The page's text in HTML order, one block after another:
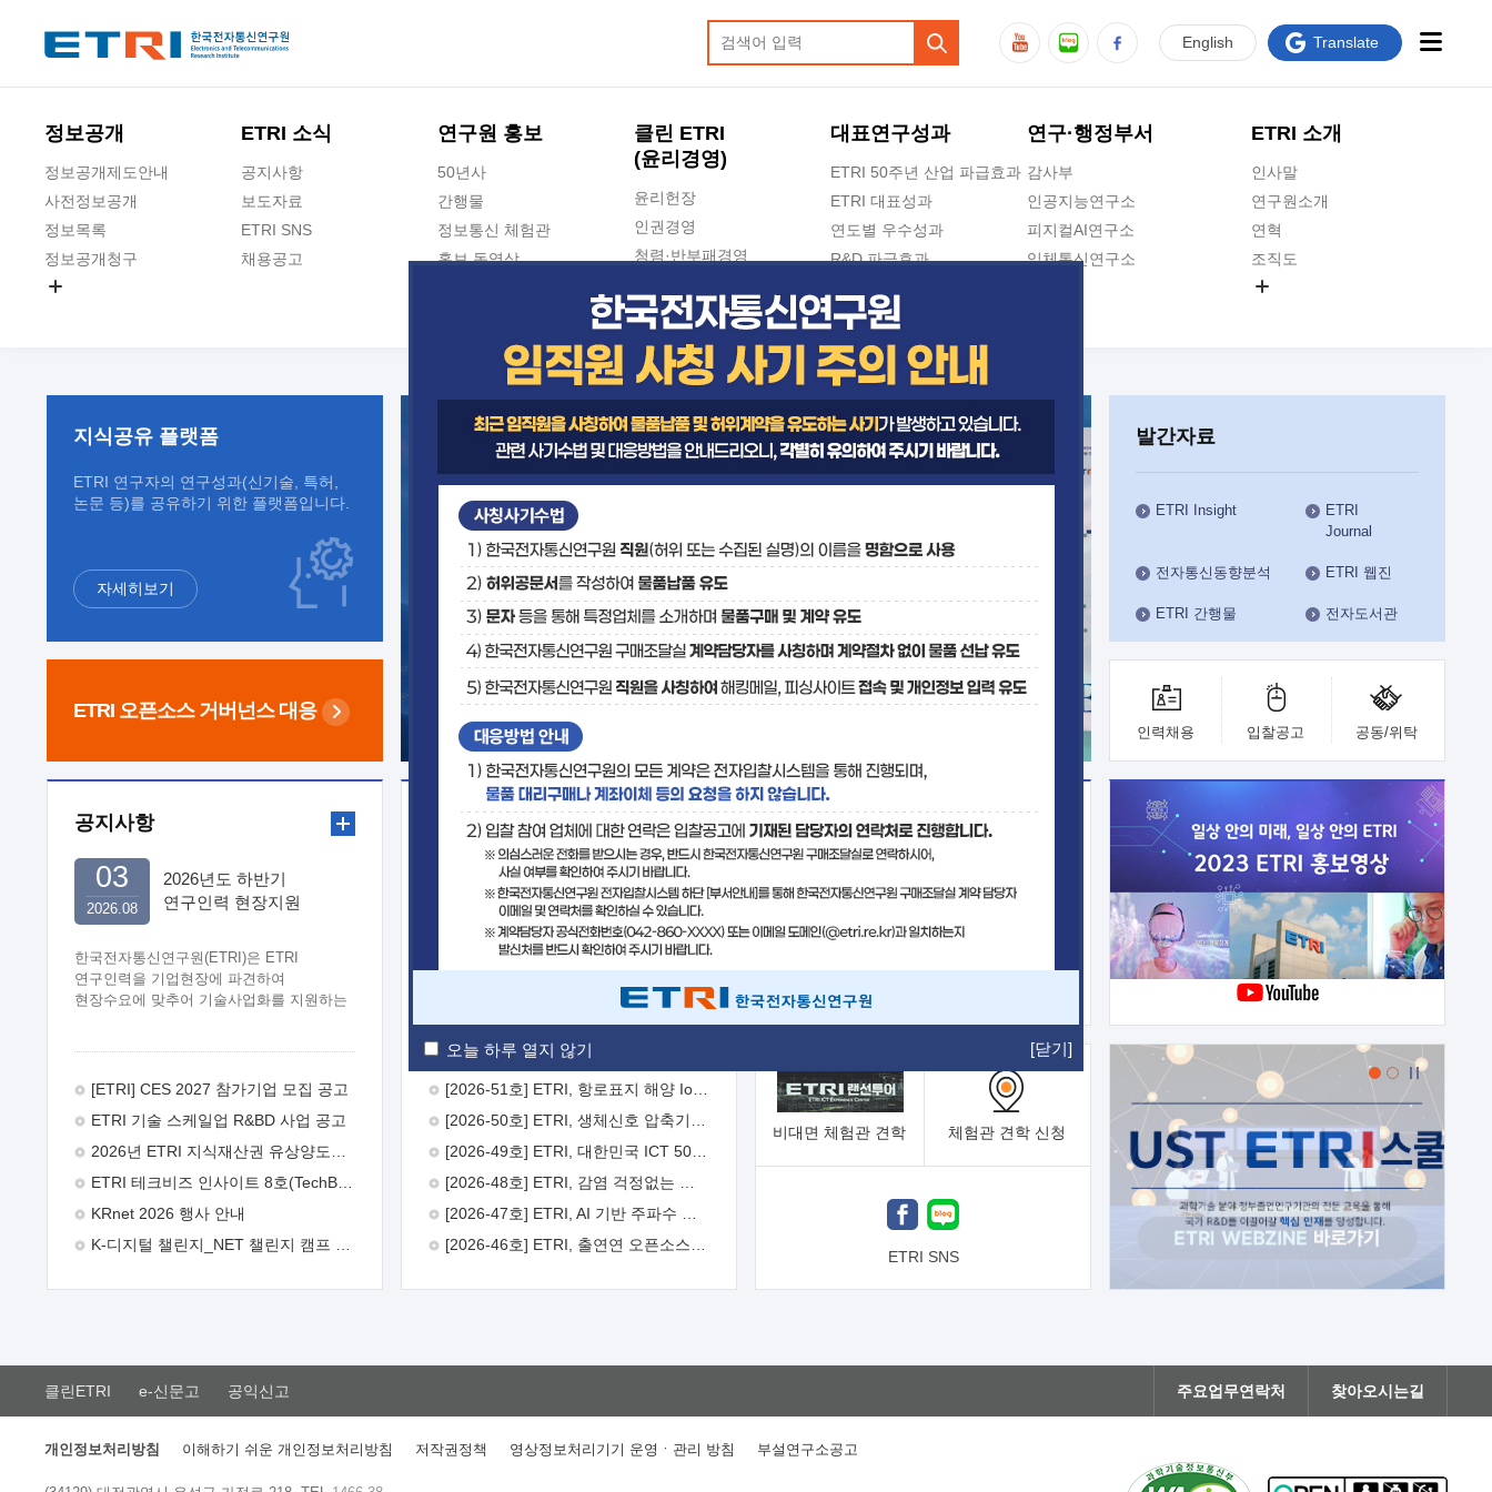
오늘 하루 열지 않기 [닫기]
정보공개
정보공개제도안내
사전정보공개
정보목록
정보공개청구
ETRI 소식
공지사항
보도자료
ETRI SNS
채용공고
연구원 홍보
50년사
간행물
정보통신 체험관
홍보 동영상
클린 ETRI
(윤리경영)
윤리헌장
인권경영
청렴·반부패경영
청렴포털 신고
수의계약 현황
부패징계 현황
감사결과공개
대표연구성과
ETRI 50주년 산업 파급효과
ETRI 대표성과
연도별 우수성과
R&D 파급효과
지식공유플랫폼
연구·행정부서
감사부
인공지능연구소
피지컬AI연구소
입체통신연구소
인공지능안전연구소
우주항공반도체전략연구단
대경권연구본부
호남권연구본부
기획본부
사업화본부
행정본부
대외협력부
ETRI 소개
인사말
연구원소개
연혁
조직도
ETRI CI
English Translate
지식공유 플랫폼
ETRI 연구자의 연구성과(신기술, 특허,
논문 등)를 공유하기 위한 플랫폼입니다.
자세히보기
ETRI 오픈소스 거버넌스 대응
발간자료
ETRI Insight
ETRI
Journal
전자통신동향분석 ETRI 웹진
ETRI 간행물 전자도서관
인력채용 입찰공고 공동/위탁
공지사항
2026년도 하반기
연구인력 현장지원
한국전자통신연구원(ETRI)은 ETRI
연구인력을 기업현장에 파견하여
현장수요에 맞추어 기술사업화를 지원하는
주시기 바랍니다. 2026년 8월
추진목적: ETRI 인력을 기업현장에 파견.
기술지원을 실시함으로써 ETRI 개발기술의
극대화하고, 지원기업을 강견기업으로
육성하고자 함.  신청자격: ETRI
ETRI 창업/연구소기업, 기술이전/출자기업
(2 ~ 3년차) 연봉의 40%  추진일정(1)
희망기업 신청/접수(2)희망인력-희망기업
매칭(3)현장조사/ 선정(심의)(4)협약체결
26일 9월초순 9월 중순 10월 이후*
2026.08
03
[ETRI] CES 2027 참가기업 모집 공고
ETRI 기술 스케일업 R&BD 사업 공고
ETRI 테크비즈 인사이트 8호(TechBiz Insight Vol.8) 발간
KRnet 2026 행사 안내
보도자료
[2026-52호] ETRI, ITU-T 자율주행차 국제표준화 주도한다
기술사업화플랫폼/기술이전
기술예고 중소기업 지원
보유특허 이전가능 기술
융합기술연구생산센터 반도체실험실
비대면 체험관 견학 체험관 견학 신청
ETRI SNS
클린ETRI e-신문고 공익신고 주요업무연락처 찾아오시는길
개인정보처리방침 이해하기 쉬운 개인정보처리방침 저작권정책 영상정보처리기기 운영ㆍ관리 방침 부설연구소공고